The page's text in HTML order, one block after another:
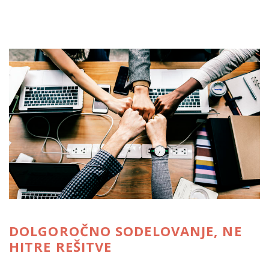
DOLGOROČNO SODELOVANJE, NE
HITRE REŠITVE